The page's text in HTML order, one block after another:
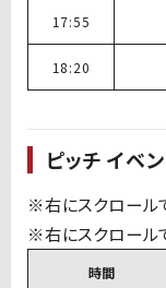
17:55
18:20
ピッチ イベ
時間